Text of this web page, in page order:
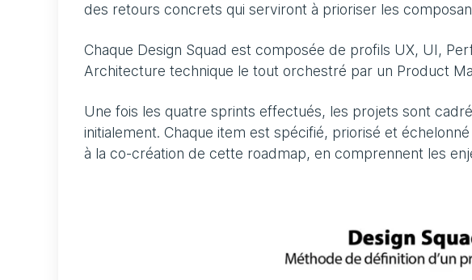
des retours concrets qui serviront à prioriser les
Chaque Design Squad est composée de profils UX, UI,
Architecture technique le tout orchestré par un Product
Une fois les quatre sprints effectués, les projets sont
initialement. Chaque item est spécifié, priorisé et
à la co-création de cette roadmap, en comprennent les